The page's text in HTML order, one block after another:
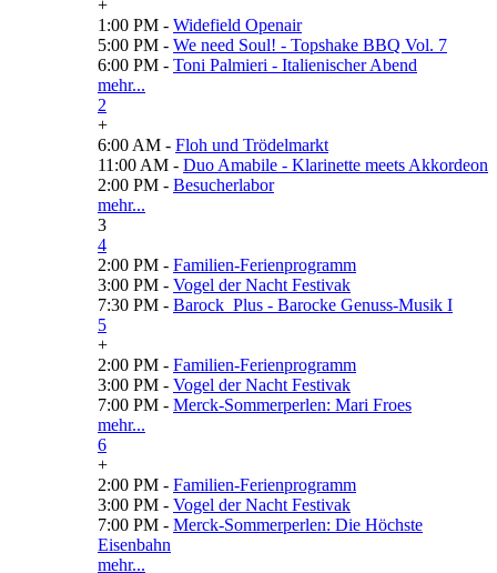
+
1:00 PM - Widefield Openair
5:00 PM - We need Soul! - Topshake BBQ Vol. 7
6:00 PM - Toni Palmieri - Italienischer Abend
mehr...
2
+
6:00 AM - Floh und Trödelmarkt
11:00 AM - Duo Amabile - Klarinette meets Akkordeon
2:00 PM - Besucherlabor
mehr...
3
4
2:00 PM - Familien-Ferienprogramm
3:00 PM - Vogel der Nacht Festivak
7:30 PM - Barock_Plus - Barocke Genuss-Musik I
5
+
2:00 PM - Familien-Ferienprogramm
3:00 PM - Vogel der Nacht Festivak
7:00 PM - Merck-Sommerperlen: Mari Froes
mehr...
6
+
2:00 PM - Familien-Ferienprogramm
3:00 PM - Vogel der Nacht Festivak
7:00 PM - Merck-Sommerperlen: Die Höchste
Eisenbahn
mehr...